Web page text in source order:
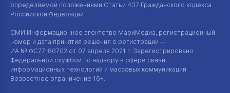
определяемой положениями Статьи 437 Гражданского кодекса
Российской Федерации.
СМИ Информационное агентство МариМедиа, регистрационный
номер и дата принятия решения о регистрации —
ИА № ФС77-80702 от 07 апреля 2021 г. Зарегистрировано
Федеральной службой по надзору в сфере связи,
информационных технологий и массовых коммуникаций.
Возрастное ограничение 16+.